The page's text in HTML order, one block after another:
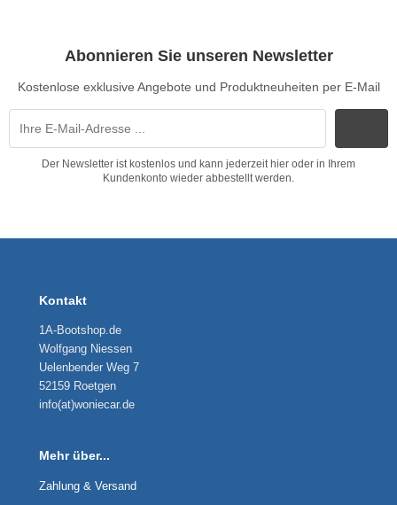
Abonnieren Sie unseren Newsletter
Kostenlose exklusive Angebote und Produktneuheiten per E-Mail
Der Newsletter ist kostenlos und kann jederzeit hier oder in Ihrem
Kundenkonto wieder abbestellt werden.
Kontakt
1A-Bootshop.de
Wolfgang Niessen
Uelenbender Weg 7
52159 Roetgen
info(at)woniecar.de
Mehr über...
Zahlung & Versand